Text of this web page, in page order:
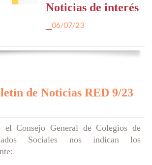
Noticias de interés
06/07/23
de Noticias RED 9/23
el Consejo General de Colegios de
Sociales nos indican los